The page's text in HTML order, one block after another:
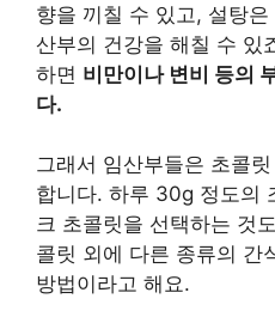
향을 끼칠 수 있고, 설탕
산부의 건강을 해칠 수 있
하면 비만이나 변비 등의
다.
그래서 임산부들은 초콜
합니다. 하루 30g 정도의
크 초콜릿을 선택하는 것
콜릿 외에 다른 종류의 간
방법이라고 해요.